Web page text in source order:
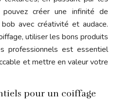
pouvez créer une infinité de
avec créativité et audace.
utiliser les bons produits
professionnels est essentiel
et mettre en valeur votre
pour un coiffage